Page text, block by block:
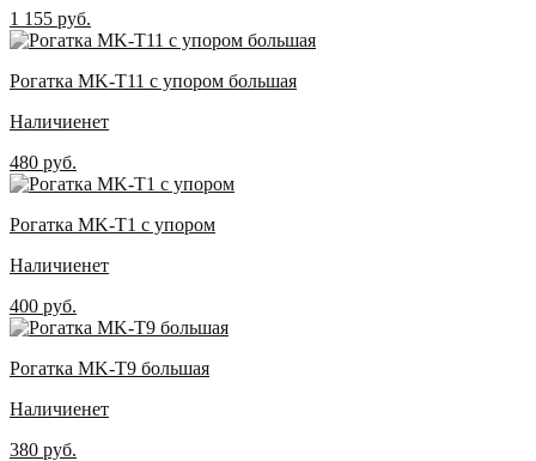
1 155 руб.
Рогатка MK-T11 с упором большая
Наличиенет
480 руб.
Рогатка MK-T1 с упором
Наличиенет
400 руб.
Рогатка MK-T9 большая
Наличиенет
380 руб.